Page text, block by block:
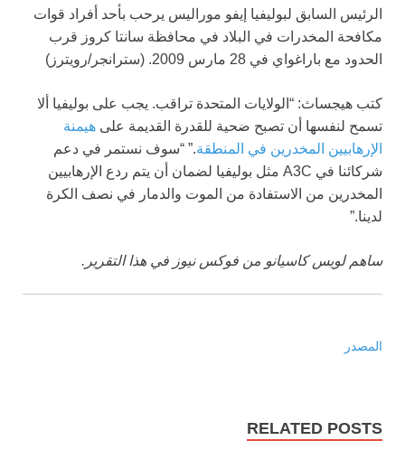
الرئيس السابق لبوليفيا إيفو موراليس يرحب بأحد أفراد قوات
مكافحة المخدرات في البلاد في محافظة سانتا كروز قرب
الحدود مع باراغواي في 28 مارس 2009.
(سترانجر/رويترز)
كتب هيجساث: “الولايات المتحدة تراقب. يجب على بوليفيا ألا
تسمح لنفسها أن تصبح ضحية للقدرة القديمة على هيمنة
الإرهابيين المخدرين في المنطقة.” “سوف نستمر في دعم
شركائنا في A3C مثل بوليفيا لضمان أن يتم ردع الإرهابيين
المخدرين من الاستفادة من الموت والدمار في نصف الكرة
لدينا.”
ساهم لويس كاسيانو من فوكس نيوز في هذا التقرير.
المصدر
RELATED POSTS